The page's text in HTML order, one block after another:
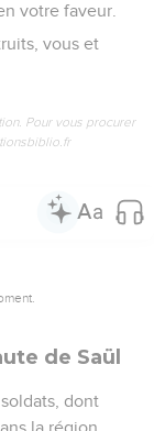
votre faveur.
vous et
Pour vous procurer
de Saül
dont
la région